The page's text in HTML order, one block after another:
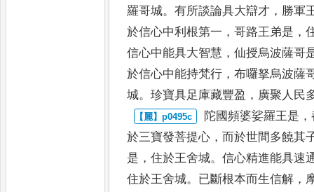
羅哥城。有所談論具大辯才 ， 勝軍
於信心中利根第一 ，哥路王弟是 ，
信心中能具大智慧 ，仙授烏波薩哥
於信心中能持梵行 ，布囉拏烏波薩
城。珍寶具足庫藏豐盈 ， 廣聚人民
陀國頻婆娑羅王是 ，
於三寶發菩提心 ，而於世間多饒其
是 ，住於王舍城。信心精進能具速
住於王舍城。 已斷根本而生信解 ，